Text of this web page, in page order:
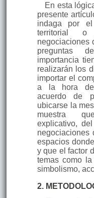
En esta
presente
indaga por el
territorial
negociaciones
preguntas
importancia
realizarán los
importar el
a la hora de
acuerdo de
ubicarse la
muestra
explicativo,
negociaciones
espacios
y que el factor
temas como la
simbolismo,
2.